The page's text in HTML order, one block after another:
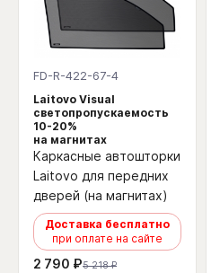
FD-R-422-67-4
Laitovo Visual
светопропускаемость
10-20%
на магнитах
Каркасные автошторки
Laitovo для передних
дверей (на магнитах)
Доставка бесплатно
при оплате на сайте
2 790 ₽5 218 ₽